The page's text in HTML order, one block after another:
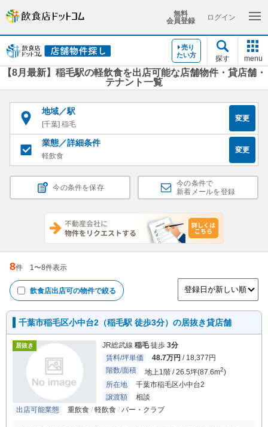
無料
会員登録
ログイン
売り
たい方
探す menu
【8月最新】稲毛駅の軽飲食を出店可能な店舗物件・貸店舗・
テナント一覧
地域／駅
[千葉] 稲毛
変更
業態／詳細条件
軽飲食
変更
今の条件を保存
今の条件で
新着メールを登録
8件 1〜8件表示
飲食店出店可の物件で絞る
千葉市稲毛区小中台2（稲毛駅 徒歩3分）の居抜き貸店舗
居抜き JR総武線 稲毛徒歩 3分
賃料/坪単価
48.7万円 / 18,377円
階数/面積
地上1階 / 26.5坪(87.6m2)
所在地
千葉市稲毛区小中台2
譲渡額
相談
出店可能業態
重飲食 軽飲食 バー・クラブ